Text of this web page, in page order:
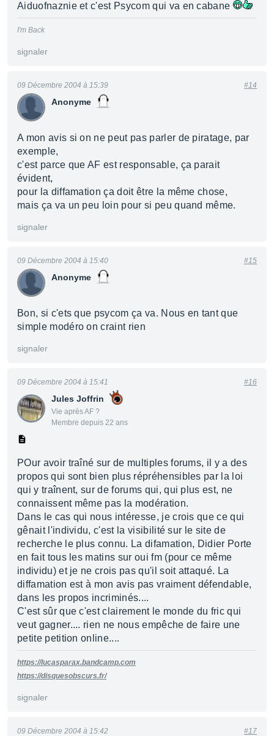
Aiduofnaznie et c'est Psycom qui va en cabane
I'm Back
signaler
Anonyme
09 Décembre 2004 à 15:39 #14
A mon avis si on ne peut pas parler de piratage, par
exemple,
c'est parce que AF est responsable, ça parait
évident,
pour la diffamation ça doit être la même chose,
mais ça va un peu loin pour si peu quand même.
signaler
Anonyme
09 Décembre 2004 à 15:40 #15
Bon, si c'ets que psycom ça va. Nous en tant que
simple modéro on craint rien
signaler
Jules Joffrin
Vie après AF ?
Membre depuis 22 ans
09 Décembre 2004 à 15:41 #16
POur avoir traîné sur de multiples forums, il y a des
propos qui sont bien plus répréhensibles par la loi
qui y traînent, sur de forums qui, qui plus est, ne
connaissent même pas la modération.
Dans le cas qui nous intéresse, je crois que ce qui
gênait l'individu, c'est la visibilité sur le site de
recherche le plus connu. La difamation, Didier Porte
en fait tous les matins sur oui fm (pour ce même
individu) et je ne crois pas qu'il soit attaqué. La
diffamation est à mon avis pas vraiment défendable,
dans les propos incriminés....
C'est sûr que c'est clairement le monde du fric qui
veut gagner.... rien ne nous empêche de faire une
petite petition online....
https://lucasparax.bandcamp.com
https://disquesobscurs.fr/
signaler
09 Décembre 2004 à 15:42 #17